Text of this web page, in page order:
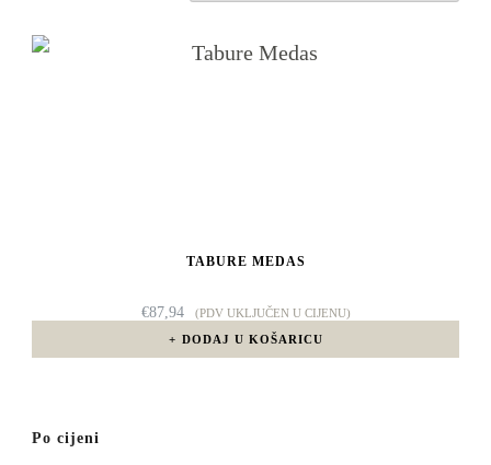
TABURE MEDAS
€87,94
(PDV UKLJUČEN U CIJENU)
DODAJ U KOŠARICU
Po cijeni